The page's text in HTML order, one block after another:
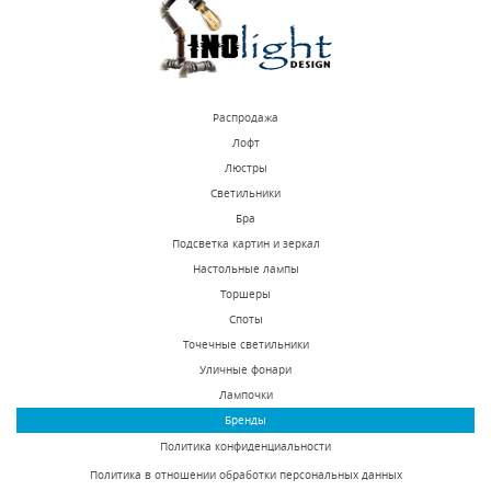
В наличии 1000 шт. В наличии 1000 шт.
Распродажа
Лофт
Люстры
Светильники
Бра
Подсветка картин и зеркал
Настольные лампы
Торшеры
Споты
Точечные светильники
Уличные фонари
Лампочки
Бренды
Политика конфиденциальности
Политика в отношении обработки персональных данных